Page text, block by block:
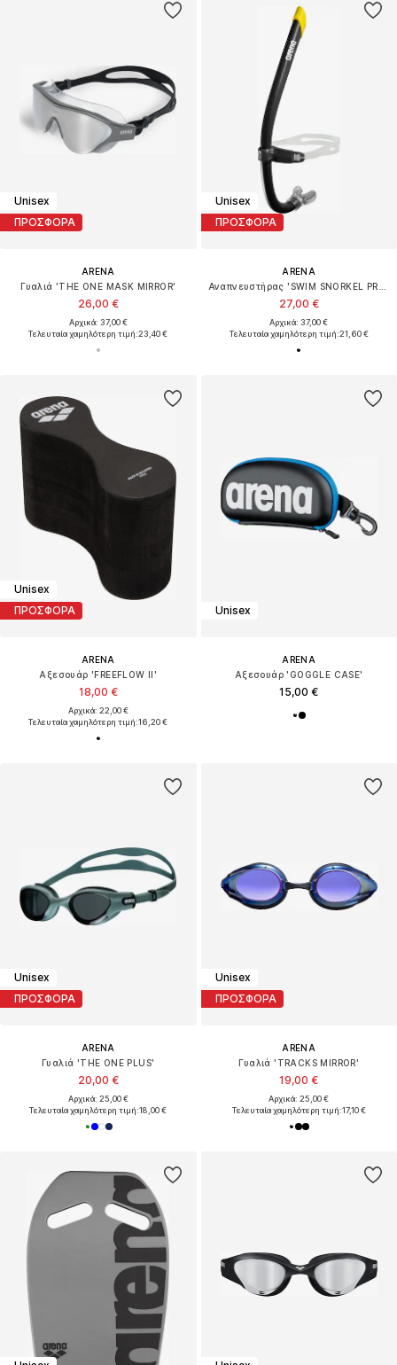
Unisex
ΠΡΟΣΦΟΡΑ
ARENA
Γυαλιά 'THE ONE MASK MIRROR'
26,00 €
Αρχικά: 37,00 €
Τελευταία χαμηλότερη τιμή:23,40 €
Unisex
ΠΡΟΣΦΟΡΑ
ARENA
27,00 €
Αρχικά: 37,00 €
Τελευταία χαμηλότερη τιμή:21,60 €
Unisex
ΠΡΟΣΦΟΡΑ
ARENA
Αξεσουάρ 'FREEFLOW II'
18,00 €
Αρχικά: 22,00 €
Τελευταία χαμηλότερη τιμή:16,20 €
Unisex
ARENA
Αξεσουάρ 'GOGGLE CASE'
15,00 €
Unisex
ΠΡΟΣΦΟΡΑ
ARENA
Γυαλιά 'THE ONE PLUS'
20,00 €
Αρχικά: 25,00 €
Τελευταία χαμηλότερη τιμή:18,00 €
Unisex
ΠΡΟΣΦΟΡΑ
ARENA
Γυαλιά 'TRACKS MIRROR'
19,00 €
Αρχικά: 25,00 €
Τελευταία χαμηλότερη τιμή:17,10 €